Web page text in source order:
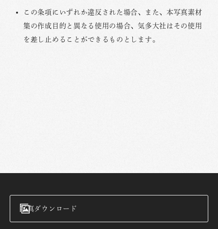
この条項にいずれか違反された場合、また、本写真素材
集の作成目的と異なる使用の場合、気多大社はその使用
を差し止めることができるものとします。
写真ダウンロード